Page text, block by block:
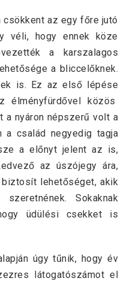
csökkent az egy főre jutó
véli, hogy ennek köze
a karszalagos
a bliccelőknek.
is. Ez az első lépése
élményfürdővel közös
a nyáron népszerű volt a
a család negyedig tagja
a előnyt jelent az is,
az úszójegy ára,
lehetőséget, akik
Sokaknak
üdülési csekket is
úgy tűnik, hogy év
látogatószámot el